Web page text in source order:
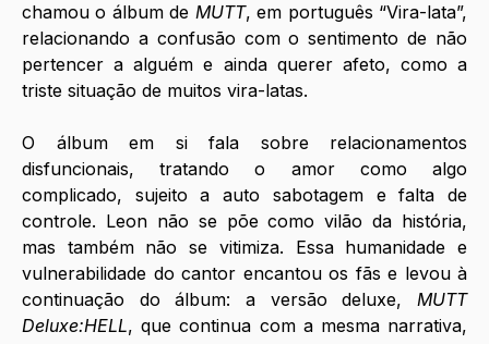
chamou o álbum de MUTT, em português “Vira-lata”,
relacionando a confusão com o sentimento de não
pertencer a alguém e ainda querer afeto, como a
triste situação de muitos vira-latas.
O álbum em si fala sobre relacionamentos
disfuncionais, tratando o amor como algo
complicado, sujeito a auto sabotagem e falta de
controle. Leon não se põe como vilão da história,
mas também não se vitimiza. Essa humanidade e
vulnerabilidade do cantor encantou os fãs e levou à
continuação do álbum: a versão deluxe, MUTT
Deluxe:HELL, que continua com a mesma narrativa,